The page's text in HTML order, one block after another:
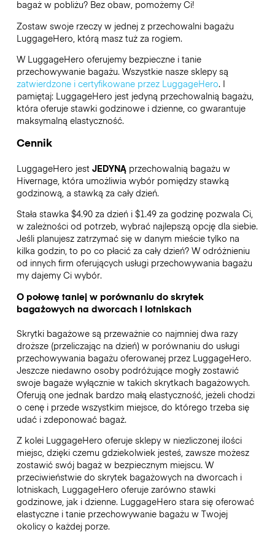
bagaż w pobliżu? Bez obaw, pomożemy Ci!
Zostaw swoje rzeczy w jednej z przechowalni bagażu
LuggageHero , którą masz tuż za rogiem.
W LuggageHero oferujemy bezpieczne i tanie
przechowywanie bagażu. Wszystkie nasze sklepy są
zatwierdzone i certyfikowane przez LuggageHero. I
pamiętaj: LuggageHero jest jedyną przechowalnią bagażu,
która oferuje stawki godzinowe i dzienne, co gwarantuje
maksymalną elastyczność.
Cennik
LuggageHero jest JEDYNĄprzechowalnią bagażu w
Hivernage, która umożliwia wybór pomiędzy stawką
godzinową, a stawką za cały dzień.
Stała stawka $4.90 za dzień i $1.49 za godzinę pozwala Ci,
w zależności od potrzeb, wybrać najlepszą opcję dla siebie.
Jeśli planujesz zatrzymać się w danym mieście tylko na
kilka godzin, to po co płacić za cały dzień? W odróżnieniu
od innych firm oferujących usługi przechowywania bagażu
my dajemy Ci wybór.
O połowę taniej w porównaniu do skrytek
bagażowych na dworcach i lotniskach
Skrytki bagażowe są przeważnie co najmniej dwa razy
droższe (przeliczając na dzień) w porównaniu do usługi
przechowywania bagażu oferowanej przez LuggageHero.
Jeszcze niedawno osoby podróżujące mogły zostawić
swoje bagaże wyłącznie w takich skrytkach bagażowych.
Oferują one jednak bardzo małą elastyczność, jeżeli chodzi
o cenę i przede wszystkim miejsce, do którego trzeba się
udać i zdeponować bagaż.
Z kolei LuggageHero oferuje sklepy w niezliczonej ilości
miejsc, dzięki czemu gdziekolwiek jesteś, zawsze możesz
zostawić swój bagaż w bezpiecznym miejscu. W
przeciwieństwie do skrytek bagażowych na dworcach i
lotniskach, LuggageHero oferuje zarówno stawki
godzinowe, jak i dzienne. LuggageHero stara się oferować
elastyczne i tanie przechowywanie bagażu w Twojej
okolicy o każdej porze.